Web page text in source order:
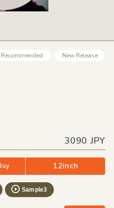
Recommended New Release
3090 JPY
12inch
Sample3